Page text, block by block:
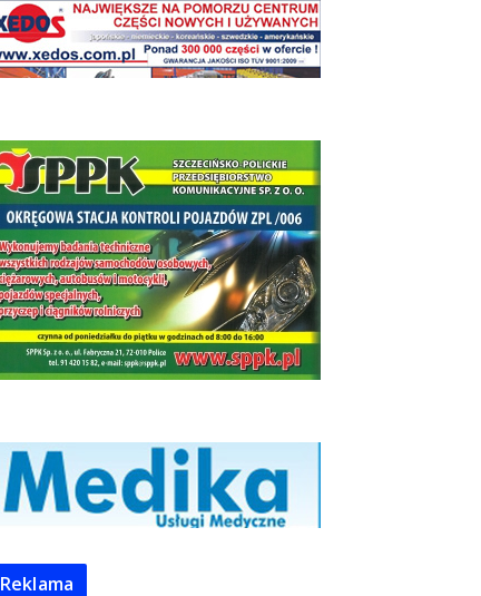
Reklama